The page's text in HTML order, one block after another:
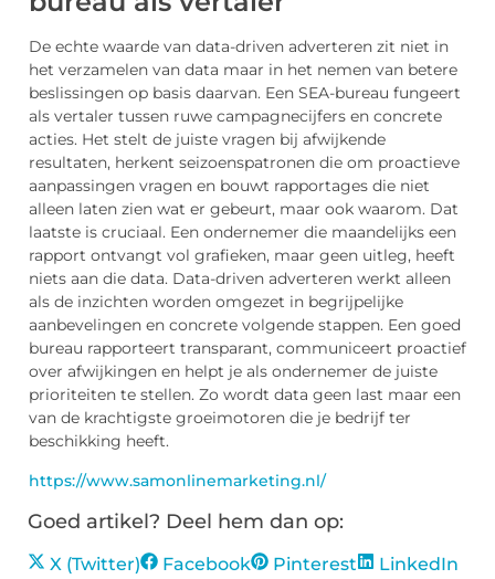
De echte waarde van data-driven adverteren zit niet in
het verzamelen van data maar in het nemen van betere
beslissingen op basis daarvan. Een SEA-bureau fungeert
als vertaler tussen ruwe campagnecijfers en concrete
acties. Het stelt de juiste vragen bij afwijkende
resultaten, herkent seizoenspatronen die om proactieve
aanpassingen vragen en bouwt rapportages die niet
alleen laten zien wat er gebeurt, maar ook waarom. Dat
laatste is cruciaal. Een ondernemer die maandelijks een
rapport ontvangt vol grafieken, maar geen uitleg, heeft
niets aan die data. Data-driven adverteren werkt alleen
als de inzichten worden omgezet in begrijpelijke
aanbevelingen en concrete volgende stappen. Een goed
bureau rapporteert transparant, communiceert proactief
over afwijkingen en helpt je als ondernemer de juiste
prioriteiten te stellen. Zo wordt data geen last maar een
van de krachtigste groeimotoren die je bedrijf ter
beschikking heeft.
https://www.samonlinemarketing.nl/
Goed artikel? Deel hem dan op:
X (Twitter) Facebook Pinterest
LinkedIn